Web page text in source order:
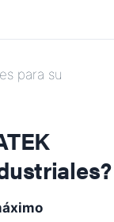
para su